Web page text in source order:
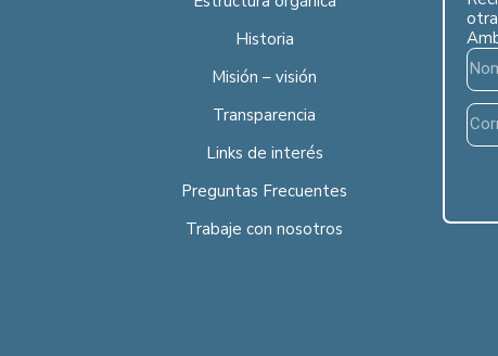
Historia
Misión – visión
Transparencia
Links de interés
Preguntas Frecuentes
Trabaje con nosotros